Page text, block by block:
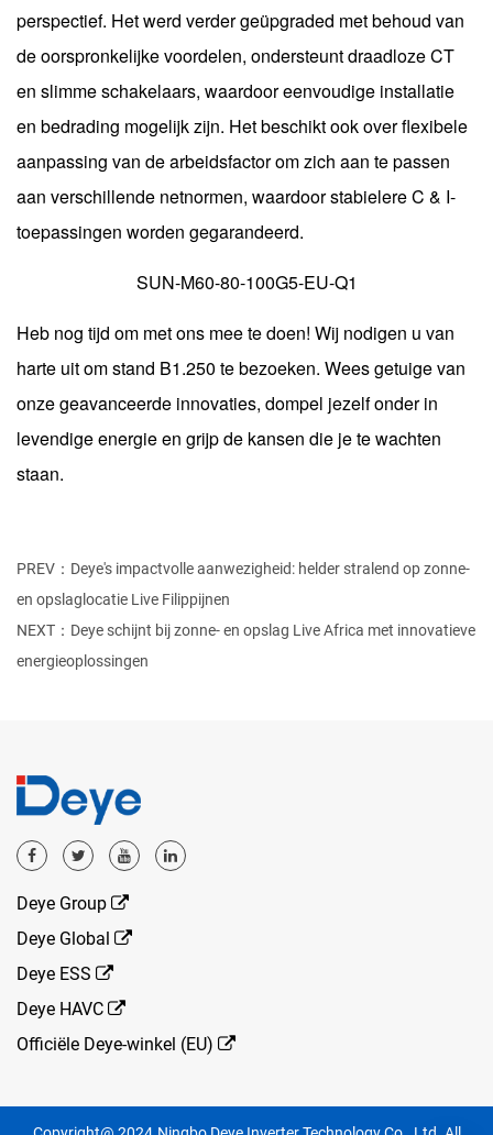
perspectief. Het werd verder geüpgraded met behoud van
de oorspronkelijke voordelen, ondersteunt draadloze CT
en slimme schakelaars, waardoor eenvoudige installatie
en bedrading mogelijk zijn. Het beschikt ook over flexibele
aanpassing van de arbeidsfactor om zich aan te passen
aan verschillende netnormen, waardoor stabielere C & I-
toepassingen worden gegarandeerd.
SUN-M60-80-100G5-EU-Q1
Heb nog tijd om met ons mee te doen! Wij nodigen u van
harte uit om stand B1.250 te bezoeken. Wees getuige van
onze geavanceerde innovaties, dompel jezelf onder in
levendige energie en grijp de kansen die je te wachten
staan.
PREV：Deye's impactvolle aanwezigheid: helder stralend op zonne-
en opslaglocatie Live Filippijnen
NEXT：Deye schijnt bij zonne- en opslag Live Africa met innovatieve
energieoplossingen
Deye Group
Deye Global
Deye ESS
Deye HAVC
Officiële Deye-winkel (EU)